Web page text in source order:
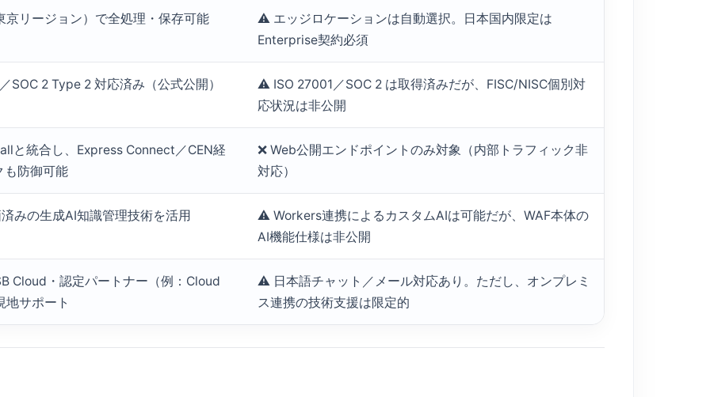
京リージョン）で全処理・保存可能
⚠️ エッジロケーションは自動選択。日本国内限定は
Enterprise契約必須
SOC 2 Type 2 対応済み（公式公開）
⚠️ ISO 27001／SOC 2 は取得済みだが、FISC/NISC個別対
応状況は非公開
と統合し、Express Connect／CEN経
も防御可能
❌ Web公開エンドポイントのみ対象（内部トラフィック非
対応）
みの生成AI知識管理技術を活用
⚠️ Workers連携によるカスタムAIは可能だが、WAF本体の
AI機能仕様は非公開
Cloud・認定パートナー（例：Cloud
地サポート
⚠️ 日本語チャット／メール対応あり。ただし、オンプレミ
ス連携の技術支援は限定的